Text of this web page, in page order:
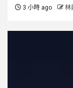
3 小時 ago 林